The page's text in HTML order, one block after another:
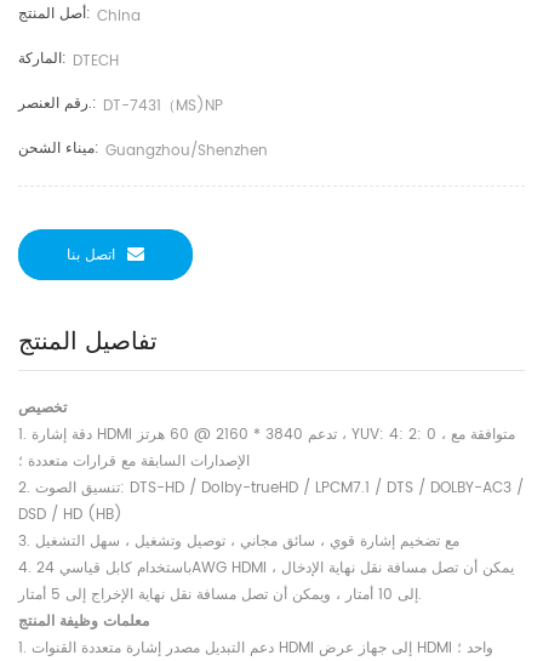
أصل المنتج: China
الماركة: DTECH
رقم العنصر.: DT-7431（MS)NP
ميناء الشحن: Guangzhou/shenzhen
اتصل بنا
تفاصيل المنتج
تخصيص
1. دقة إشارة HDMI تدعم 3840 * 2160 @ 60 هرتز ، YUV: 4: 2: 0 ، متوافقة مع
الإصدارات السابقة مع قرارات متعددة ؛
2. تنسيق الصوت: DTS-HD / Dolby-trueHD / LPCM7.1 / DTS / DOLBY-AC3 /
DSD / HD (HB)
3. مع تضخيم إشارة قوي ، سائق مجاني ، توصيل وتشغيل ، سهل التشغيل
4. باستخدام كابل قياسي 24AWG HDMI ، يمكن أن تصل مسافة نقل نهاية الإدخال
إلى 10 أمتار ، ويمكن أن تصل مسافة نقل نهاية الإخراج إلى 5 أمتار.
معلمات وظيفة المنتج
1. دعم التبديل مصدر إشارة متعددة القنوات HDMI إلى جهاز عرض HDMI واحد ؛